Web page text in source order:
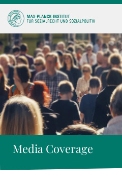
Media Coverage